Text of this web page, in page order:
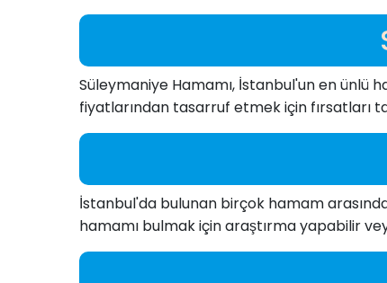
Süleymaniye Hamamı, İstanbul'un en ünlü
fiyatlarından tasarruf etmek için fırsatları
İstanbul'da bulunan birçok hamam
hamamı bulmak için araştırma yapabilir